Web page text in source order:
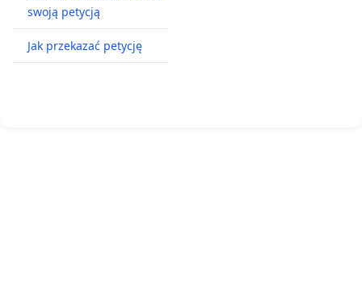
swoją petycją
Jak przekazać petycję